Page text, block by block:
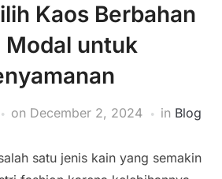
Kaos Berbahan
Modal untuk
on December 2, 2024 in Blog
satu jenis kain yang semakin